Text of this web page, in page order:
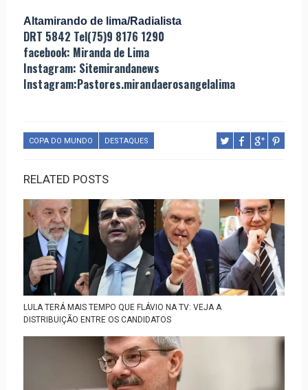
Altamirando de lima/Radialista
DRT 5842 Tel(75)9 8176 1290
facebook: Miranda de Lima
Instagram: Sitemirandanews
Instagram:Pastores.mirandaerosangelalima
COPA DO MUNDO DESTAQUES
RELATED POSTS
LULA TERÁ MAIS TEMPO QUE FLÁVIO NA TV: VEJA A
DISTRIBUIÇÃO ENTRE OS CANDIDATOS